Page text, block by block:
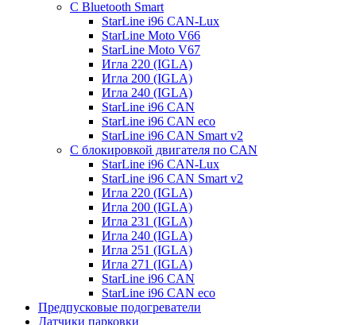
С Bluetooth Smart
StarLine i96 CAN-Lux
StarLine Moto V66
StarLine Moto V67
Игла 220 (IGLA)
Игла 200 (IGLA)
Игла 240 (IGLA)
StarLine i96 CAN
StarLine i96 CAN eco
StarLine i96 CAN Smart v2
С блокировкой двигателя по CAN
StarLine i96 CAN-Lux
StarLine i96 CAN Smart v2
Игла 220 (IGLA)
Игла 200 (IGLA)
Игла 231 (IGLA)
Игла 240 (IGLA)
Игла 251 (IGLA)
Игла 271 (IGLA)
StarLine i96 CAN
StarLine i96 CAN eco
Предпусковые подогреватели
Датчики парковки